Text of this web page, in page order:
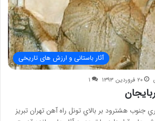
آثار باستانی و ارزش های تاریخی
۲۰ فروردین ۱۳۹۳ ۱
در ۲۸ كيلومتري جنوب هشترود بر بالاي تونل راه آهن تهران تبريز